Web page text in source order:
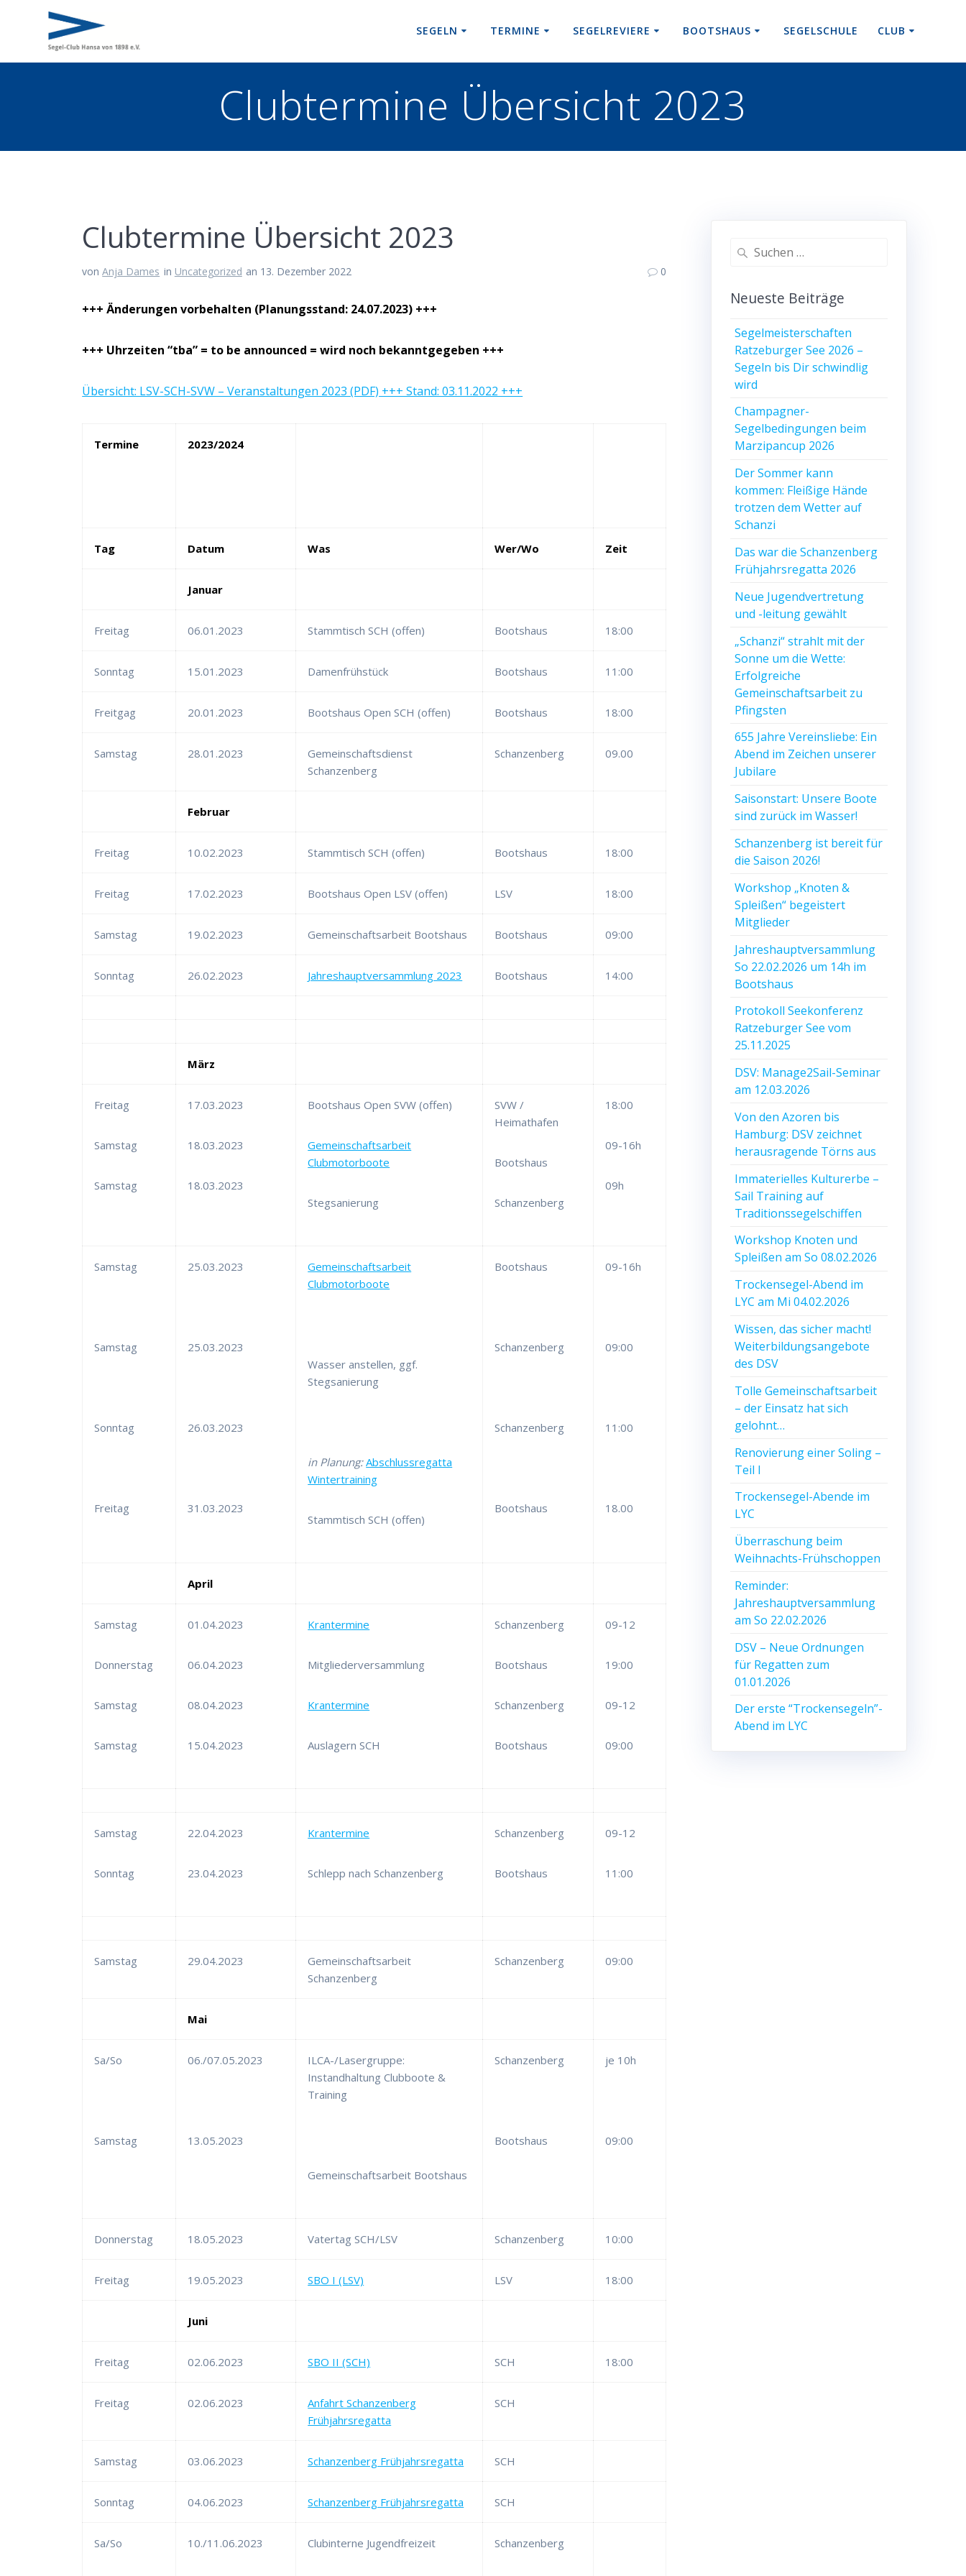
SEGELN TERMINE SEGELREVIERE BOOTSHAUS SEGELSCHULE CLUB
Clubtermine Übersicht 2023
Clubtermine Übersicht 2023
vonAnja Dames in Uncategorized an 13. Dezember 2022 0
+++ Änderungen vorbehalten (Planungsstand: 24.07.2023) +++
+++ Uhrzeiten “tba” = to be announced = wird noch bekanntgegeben +++
Übersicht: LSV-SCH-SVW – Veranstaltungen 2023 (PDF) +++ Stand: 03.11.2022 +++
Termine 2023/2024
Tag Datum Was Wer/Wo Zeit
Januar
Freitag 06.01.2023 Stammtisch SCH (offen) Bootshaus 18:00
Sonntag 15.01.2023 Damenfrühstück Bootshaus 11:00
Freitgag 20.01.2023 Bootshaus Open SCH (offen) Bootshaus 18:00
Samstag 28.01.2023
Gemeinschaftsdienst
Schanzenberg
Schanzenberg 09.00
Februar
Freitag 10.02.2023 Stammtisch SCH (offen) Bootshaus 18:00
Freitag 17.02.2023 Bootshaus Open LSV (offen) LSV 18:00
Samstag 19.02.2023 Gemeinschaftsarbeit Bootshaus Bootshaus 09:00
Sonntag 26.02.2023 Jahreshauptversammlung 2023 Bootshaus 14:00
März
Freitag
Samstag
Samstag
17.03.2023
18.03.2023
18.03.2023
Bootshaus Open SVW (offen)
Gemeinschaftsarbeit
Clubmotorboote
Stegsanierung
SVW /
Heimathafen
Bootshaus
Schanzenberg
18:00
09-16h
09h
Samstag
Samstag
Sonntag
Freitag
25.03.2023
25.03.2023
26.03.2023
31.03.2023
Gemeinschaftsarbeit
Clubmotorboote
Wasser anstellen, ggf.
Stegsanierung
in Planung:Abschlussregatta
Wintertraining
Stammtisch SCH (offen)
Bootshaus
Schanzenberg
Schanzenberg
Bootshaus
09-16h
09:00
11:00
18.00
April
Samstag
Donnerstag
Samstag
Samstag
01.04.2023
06.04.2023
08.04.2023
15.04.2023
Krantermine
Mitgliederversammlung
Krantermine
Auslagern SCH
Schanzenberg
Bootshaus
Schanzenberg
Bootshaus
09-12
19:00
09-12
09:00
Samstag
Sonntag
22.04.2023
23.04.2023
Krantermine
Schlepp nach Schanzenberg
Schanzenberg
Bootshaus
09-12
11:00
Samstag 29.04.2023
Gemeinschaftsarbeit
Schanzenberg
Schanzenberg 09:00
Mai
Sa/So
Samstag
06./07.05.2023
13.05.2023
ILCA-/Lasergruppe:
Instandhaltung Clubboote &
Training
Gemeinschaftsarbeit Bootshaus
Schanzenberg
Bootshaus
je 10h
09:00
Donnerstag 18.05.2023 Vatertag SCH/LSV Schanzenberg 10:00
Freitag 19.05.2023 SBO I (LSV) LSV 18:00
Juni
Freitag 02.06.2023 SBO II (SCH) SCH 18:00
Freitag 02.06.2023
Anfahrt Schanzenberg
Frühjahrsregatta
SCH
Samstag 03.06.2023 Schanzenberg Frühjahrsregatta SCH
Sonntag 04.06.2023 Schanzenberg Frühjahrsregatta SCH
Sa/So 10./11.06.2023 Clubinterne Jugendfreizeit Schanzenberg
Suchen
Neueste Beiträge
Segelmeisterschaften
Ratzeburger See 2026 –
Segeln bis Dir schwindlig
wird
Champagner-
Segelbedingungen beim
Marzipancup 2026
Der Sommer kann
kommen: Fleißige Hände
trotzen dem Wetter auf
Schanzi
Das war die Schanzenberg
Frühjahrsregatta 2026
Neue Jugendvertretung
und -leitung gewählt
„Schanzi“ strahlt mit der
Sonne um die Wette:
Erfolgreiche
Gemeinschaftsarbeit zu
Pfingsten
655 Jahre Vereinsliebe: Ein
Abend im Zeichen unserer
Jubilare
Saisonstart: Unsere Boote
sind zurück im Wasser!
Schanzenberg ist bereit für
die Saison 2026!
Workshop „Knoten &
Spleißen“ begeistert
Mitglieder
Jahreshauptversammlung
So 22.02.2026 um 14h im
Bootshaus
Protokoll Seekonferenz
Ratzeburger See vom
25.11.2025
DSV: Manage2Sail-Seminar
am 12.03.2026
Von den Azoren bis
Hamburg: DSV zeichnet
herausragende Törns aus
Immaterielles Kulturerbe –
Sail Training auf
Traditionssegelschiffen
Workshop Knoten und
Spleißen am So 08.02.2026
Trockensegel-Abend im
LYC am Mi 04.02.2026
Wissen, das sicher macht!
Weiterbildungsangebote
des DSV
Tolle Gemeinschaftsarbeit
– der Einsatz hat sich
gelohnt…
Renovierung einer Soling –
Teil I
Trockensegel-Abende im
LYC
Überraschung beim
Weihnachts-Frühschoppen
Reminder:
Jahreshauptversammlung
am So 22.02.2026
DSV – Neue Ordnungen
für Regatten zum
01.01.2026
Der erste “Trockensegeln”-
Abend im LYC